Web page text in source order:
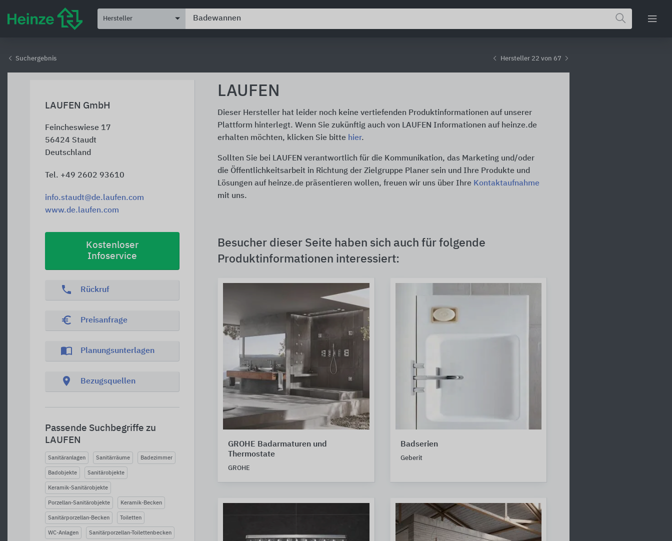
Hersteller
Suchergebnis Hersteller 22 von 67
LAUFEN GmbH
Feincheswiese 17
56424 Staudt
Deutschland
Tel. +49 2602 93610
info.staudt@de.laufen.com
www.de.laufen.com
Kostenloser
Infoservice
phone Rückruf
euro_symbol Preisanfrage
import_contacts Planungsunterlagen
location_on Bezugsquellen
Passende Suchbegriffe zu
LAUFEN
Sanitäranlagen Sanitärräume Badezimmer
Badobjekte Sanitärobjekte
Keramik-Sanitärobjekte
Porzellan-Sanitärobjekte Keramik-Becken
Sanitärporzellan-Becken Toiletten
WC-Anlagen Sanitärporzellan-Toilettenbecken
LAUFEN
Dieser Hersteller hat leider noch keine vertiefenden Produktinformationen auf unserer
Plattform hinterlegt. Wenn Sie zukünftig auch von LAUFEN Informationen auf heinze.de
erhalten möchten, klicken Sie bitte hier.
Sollten Sie bei LAUFEN verantwortlich für die Kommunikation, das Marketing und/oder
die Öffentlichkeitsarbeit in Richtung der Zielgruppe Planer sein und Ihre Produkte und
Lösungen auf heinze.de präsentieren wollen, freuen wir uns über Ihre Kontaktaufnahme
mit uns.
Besucher dieser Seite haben sich auch für folgende
Produktinformationen interessiert:
GROHE Badarmaturen und
Thermostate
GROHE
Badserien
Geberit